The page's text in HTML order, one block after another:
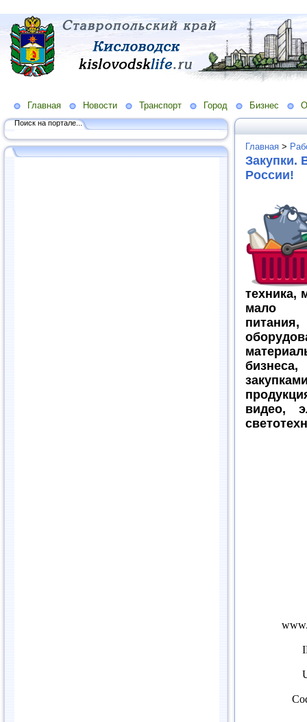
Главная Новости Транспорт Город Бизнес
Поиск на портале...
Главная >
Закупки.
России!
техника,
видео,